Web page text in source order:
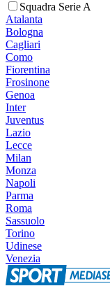
Squadra Serie A
Atalanta
Bologna
Cagliari
Como
Fiorentina
Frosinone
Genoa
Inter
Juventus
Lazio
Lecce
Milan
Monza
Napoli
Parma
Roma
Sassuolo
Torino
Udinese
Venezia